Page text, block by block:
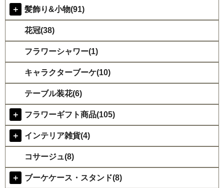
＋ 髪飾り&小物(91)
花冠(38)
フラワーシャワー(1)
キャラクターブーケ(10)
テーブル装花(6)
＋ フラワーギフト商品(105)
＋ インテリア雑貨(4)
コサージュ(8)
＋ ブーケケース・スタンド(8)